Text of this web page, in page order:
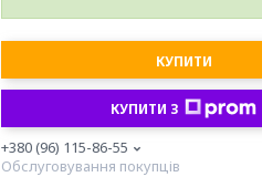
КУПИТИ
КУПИТИ З
+380 (96) 115-86-55
Обслуговування покупців